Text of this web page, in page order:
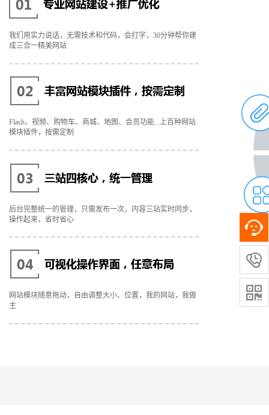
我们用实力说话，无需技术和代码，会打字，30分钟帮你建
成三合一精美网站
Flash、视频、购物车、商城、地图、会员功能...上百种网站
模块插件，按需定制
后台完整统一的管理，只需发布一次，内容三站实时同步，
操作起来，省时省心
网站模块随意拖动，自由调整大小、位置，我的网站，我做
主

